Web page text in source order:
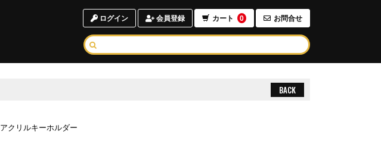
ログイン 会員登録 カート 0 お問合せ
BACK
アクリルキーホルダー